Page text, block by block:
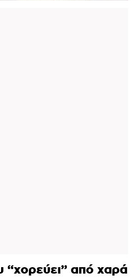
από χαρά